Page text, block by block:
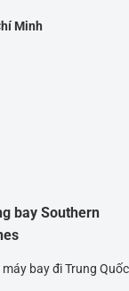
Minh
bay Southern
máy bay đi Trung Quốc